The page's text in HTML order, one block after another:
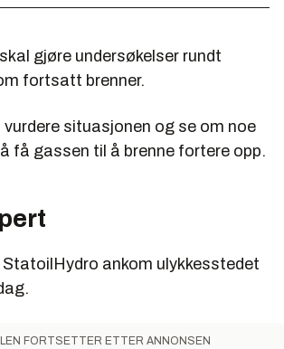
gjøre undersøkelser rundt
fortsatt brenner.
vurdere situasjonen og se om noe
få gassen til å brenne fortere opp.
ankom ulykkesstedet
FORTSETTER ETTER ANNONSEN